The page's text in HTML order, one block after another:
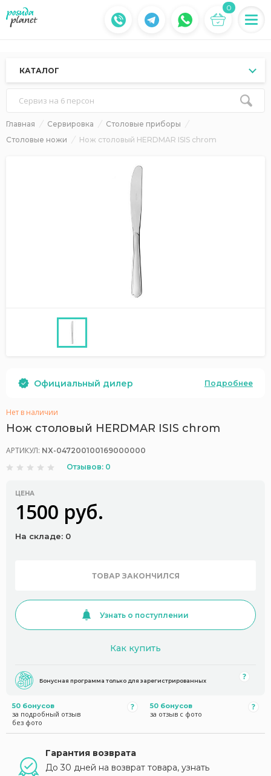
0
КАТАЛОГ
Сервиз на 6 персон
Главная Сервировка
Столовые приборы
Столовые ножи
Нож столовый HERDMAR ISIS chrom
Официальный дилер Подробнее
Нет в наличии
Нож столовый HERDMAR ISIS chrom
АРТИКУЛ: NX-047200100169000000
Отзывов: 0
ЦЕНА
1500 руб.
На складе: 0
ТОВАР ЗАКОНЧИЛСЯ
Узнать о поступлении
Как купить
Бонусная программа только для зарегистрированных
50 бонусов
за подробный отзыв
без фото
50 бонусов
за отзыв с фото
Гарантия возврата
До 30 дней на возврат товара, узнать